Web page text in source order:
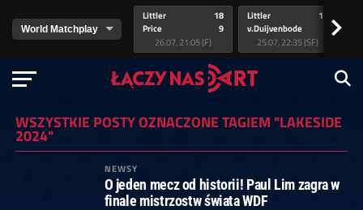
Littler
Price
18
9
26.07, 21:05 (F)
Littler
v.Duijvenbode
17
25.07, 22:35 (SF)
>
WSZYSTKIE POSTY OZNACZONE TAGIEM "LAKESIDE
2024"
NEWSY
O jeden mecz od historii! Paul Lim zagra w
finale mistrzostw świata WDF